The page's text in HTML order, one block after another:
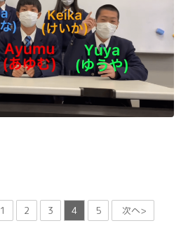
1 2 3 4 5 次へ>